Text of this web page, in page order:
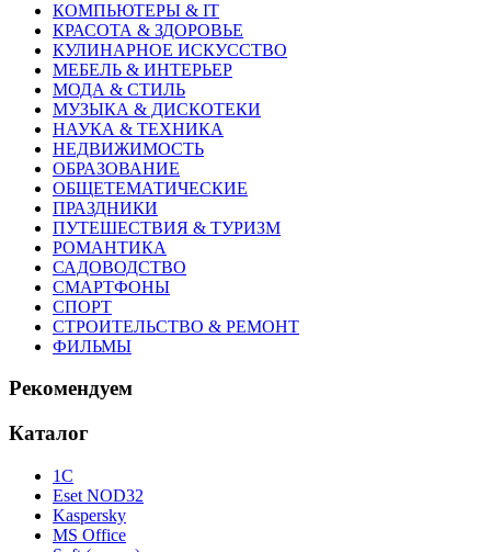
КОМПЬЮТЕРЫ & IT
КРАСОТА & ЗДОРОВЬЕ
КУЛИНАРНОЕ ИСКУССТВО
МЕБЕЛЬ & ИНТЕРЬЕР
МОДА & СТИЛЬ
МУЗЫКА & ДИСКОТЕКИ
НАУКА & ТЕХНИКА
НЕДВИЖИМОСТЬ
ОБРАЗОВАНИЕ
ОБЩЕТЕМАТИЧЕСКИЕ
ПРАЗДНИКИ
ПУТЕШЕСТВИЯ & ТУРИЗМ
РОМАНТИКА
САДОВОДСТВО
СМАРТФОНЫ
СПОРТ
СТРОИТЕЛЬСТВО & РЕМОНТ
ФИЛЬМЫ
Рекомендуем
Каталог
1С
Eset NOD32
Kaspersky
MS Office